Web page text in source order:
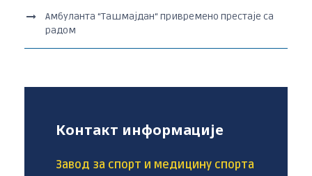
Амбуланта “Ташмајдан“ привремено престаје са
радом
Контакт информације
Завод за спорт и медицину спорта